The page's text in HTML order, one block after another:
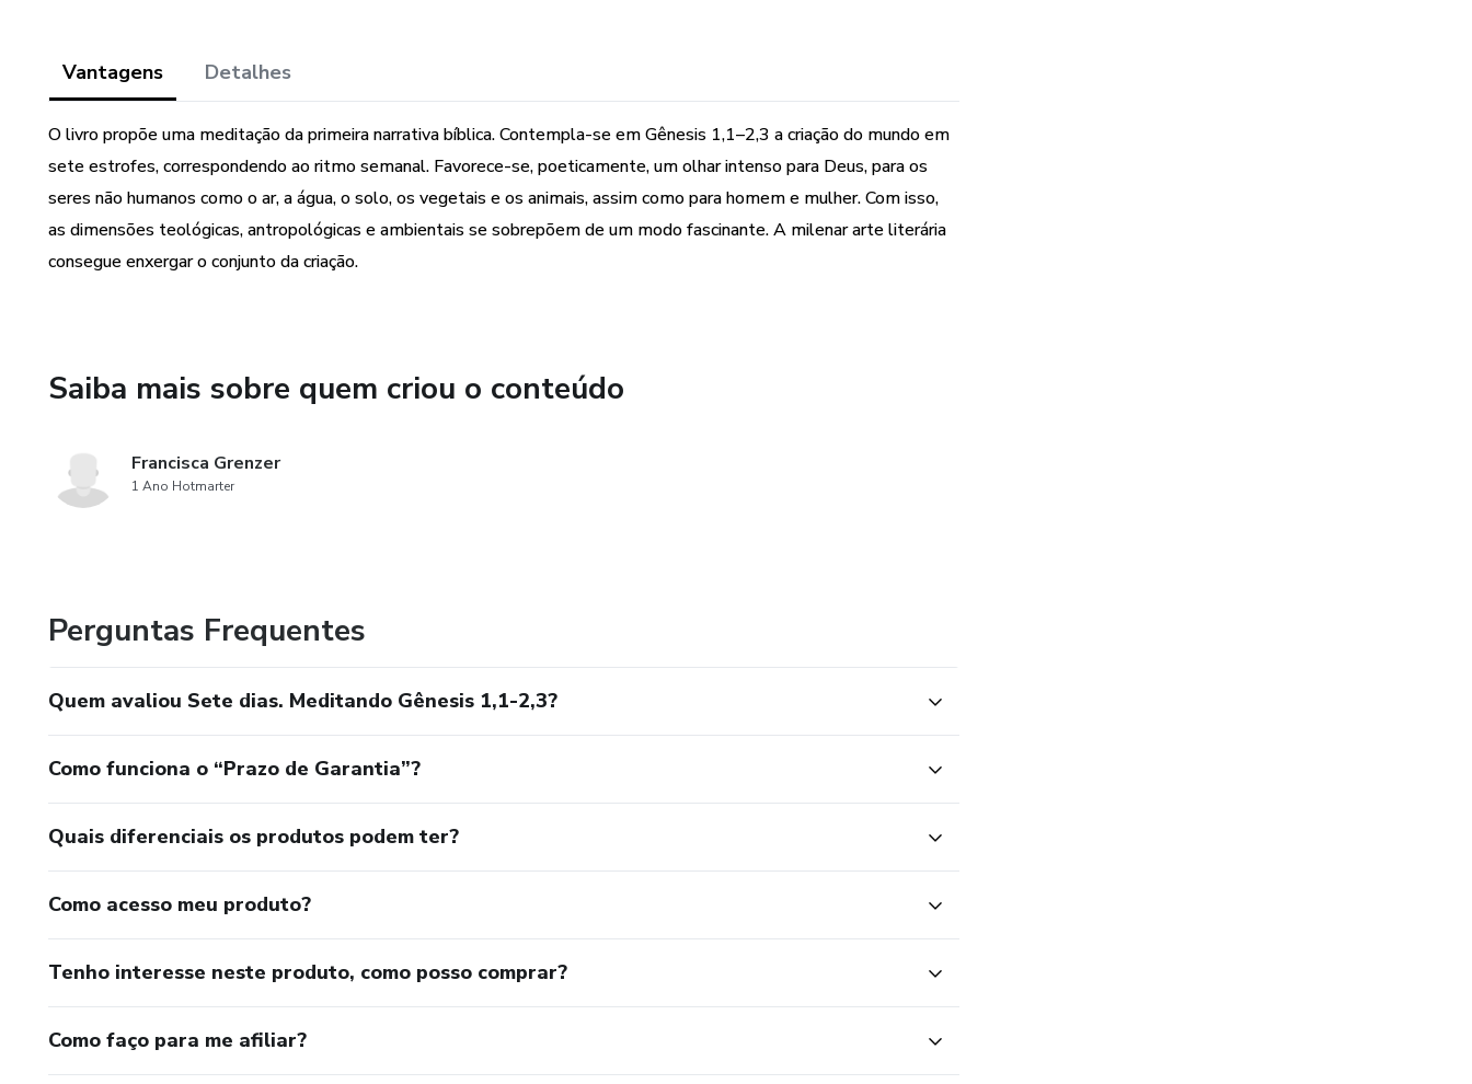
Vantagens Detalhes
O livro propõe uma meditação da primeira narrativa bíblica. Contempla-se em Gênesis 1,1–2,3 a criação do mundo em
sete estrofes, correspondendo ao ritmo semanal. Favorece-se, poeticamente, um olhar intenso para Deus, para os
seres não humanos como o ar, a água, o solo, os vegetais e os animais, assim como para homem e mulher. Com isso,
as dimensões teológicas, antropológicas e ambientais se sobrepõem de um modo fascinante. A milenar arte literária
consegue enxergar o conjunto da criação.
Saiba mais sobre quem criou o conteúdo
Francisca Grenzer
1 Ano Hotmarter
Perguntas Frequentes
Quem avaliou Sete dias. Meditando Gênesis 1,1-2,3?
Como funciona o “Prazo de Garantia”?
Quais diferenciais os produtos podem ter?
Como acesso meu produto?
Tenho interesse neste produto, como posso comprar?
Como faço para me afiliar?